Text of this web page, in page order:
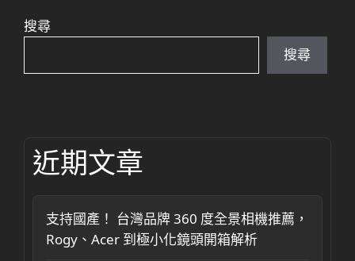
搜尋
搜尋
近期文章
支持國產！ 台灣品牌 360 度全景相機推薦，
Rogy、Acer 到極小化鏡頭開箱解析